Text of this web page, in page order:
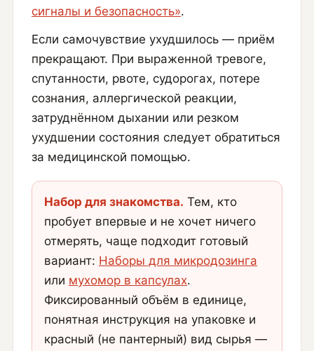
сигналы и безопасность».
Если самочувствие ухудшилось — приём
прекращают. При выраженной тревоге,
спутанности, рвоте, судорогах, потере
сознания, аллергической реакции,
затруднённом дыхании или резком
ухудшении состояния следует обратиться
за медицинской помощью.
Набор для знакомства. Тем, кто
пробует впервые и не хочет ничего
отмерять, чаще подходит готовый
вариант: Наборы для микродозинга
или мухомор в капсулах.
Фиксированный объём в единице,
понятная инструкция на упаковке и
красный (не пантерный) вид сырья —